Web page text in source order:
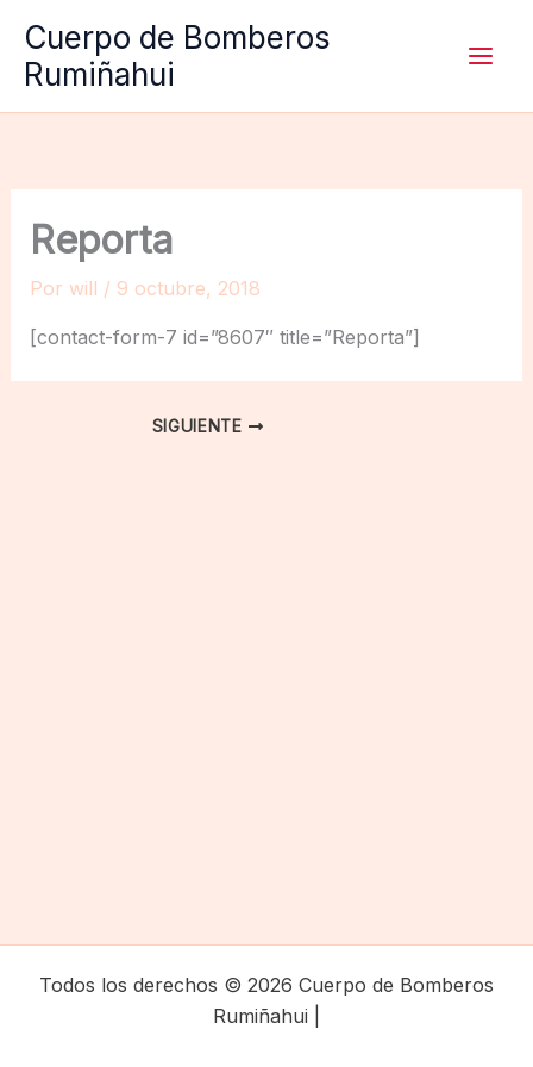
contenido
Cuerpo de Bomberos
Rumiñahui
Reporta
Por will / 9 octubre, 2018
[contact-form-7 id=”8607″ title=”Reporta”]
SIGUIENTE
Todos los derechos © 2026 Cuerpo de Bomberos
Rumiñahui |